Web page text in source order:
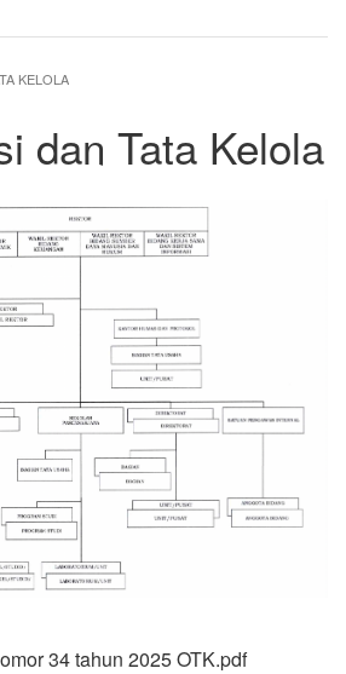
KELOLA
dan Tata Kelola
34 tahun 2025 OTK.pdf